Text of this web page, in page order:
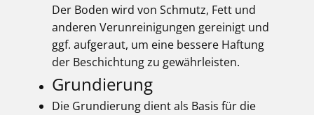
Der Boden wird von Schmutz, Fett und
anderen Verunreinigungen gereinigt und
ggf. aufgeraut, um eine bessere Haftung
der Beschichtung zu gewährleisten.
Grundierung
Die Grundierung dient als Basis für die